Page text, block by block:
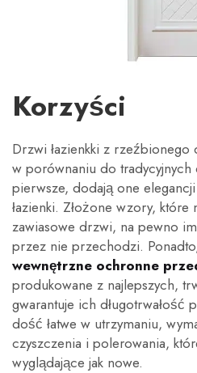
Korzyści
Drzwi łazienkki z
w porównaniu do tradycyjnych
pierwsze, dodają one
łazienki. Złożone wzory,
zawiasowe drzwi, na pewno
przez nie przechodzi.
wewnętrzne ochronne
produkowane z najlepszych,
gwarantuje ich długotrwałość
dość łatwe w utrzymaniu,
czyszczenia i polerowania,
wyglądające jak nowe.